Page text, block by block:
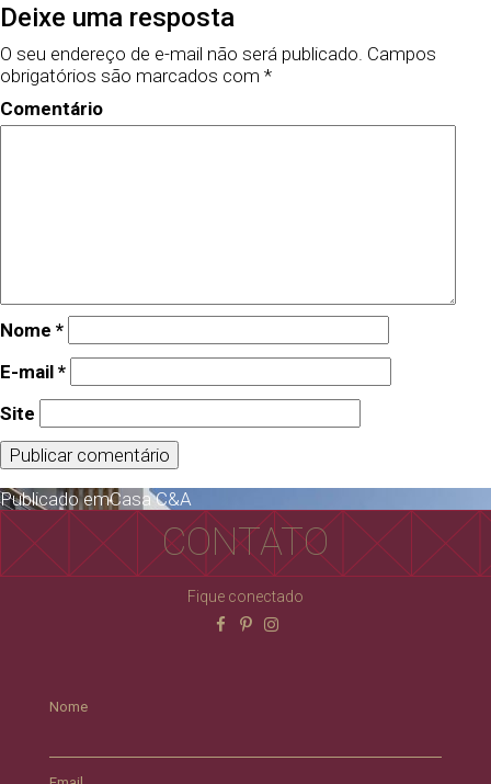
Deixe uma resposta
O seu endereço de e-mail não será publicado. Campos
obrigatórios são marcados com *
Comentário
Nome *
E-mail *
Site
Publicado emCasa C&A
CONTATO
Fique conectado
Nome